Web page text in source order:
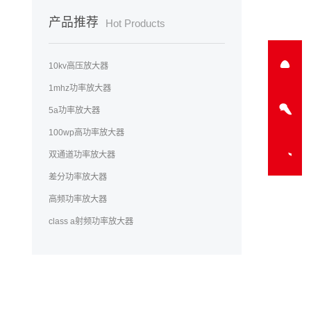
产品推荐 Hot Products
10kv高压放大器
1mhz功率放大器
5a功率放大器
100wp高功率放大器
双通道功率放大器
差分功率放大器
高频功率放大器
class a射频功率放大器